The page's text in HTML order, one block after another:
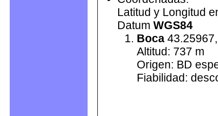
Latitud y Longitud
Datum WGS84
Boca
Altitud: 737 m
Origen: BD
Fiabilidad: